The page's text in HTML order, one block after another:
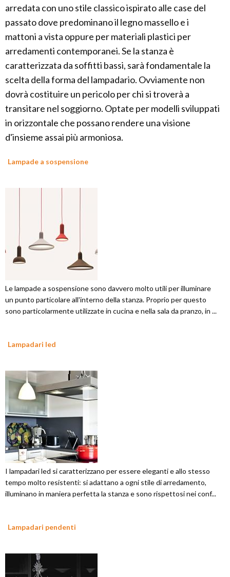
arredata con uno stile classico ispirato alle case del
passato dove predominano il legno massello e i
mattoni a vista oppure per materiali plastici per
arredamenti contemporanei. Se la stanza è
caratterizzata da soffitti bassi, sarà fondamentale la
scelta della forma del lampadario. Ovviamente non
dovrà costituire un pericolo per chi si troverà a
transitare nel soggiorno. Optate per modelli sviluppati
in orizzontale che possano rendere una visione
d'insieme assai più armoniosa.
Lampade a sospensione
Le lampade a sospensione sono davvero molto utili per illuminare
un punto particolare all'interno della stanza. Proprio per questo
sono particolarmente utilizzate in cucina e nella sala da pranzo, in ...
Lampadari led
I lampadari led si caratterizzano per essere eleganti e allo stesso
tempo molto resistenti: si adattano a ogni stile di arredamento,
illuminano in maniera perfetta la stanza e sono rispettosi nei conf...
Lampadari pendenti